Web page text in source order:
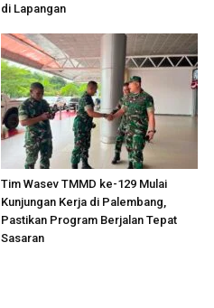
di Lapangan
Tim Wasev TMMD ke-129 Mulai
Kunjungan Kerja di Palembang,
Pastikan Program Berjalan Tepat
Sasaran